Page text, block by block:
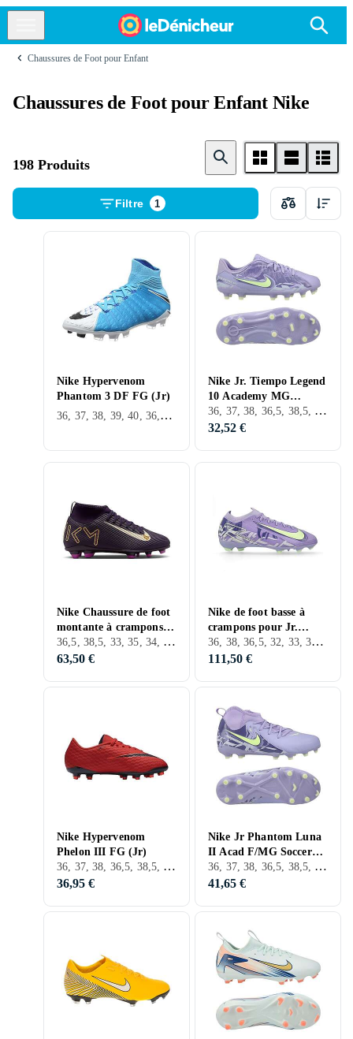
Chaussures de Foot pour Enfant
Chaussures de Foot pour Enfant Nike
198 Produits
Filtre 1
Nike Hypervenom
Phantom 3 DF FG (Jr)
36, 37, 38, 39, 40, 36,5, 38,5, 30, 32, 33, 35, 33,5, 34, 35,5, 37,5, 28,5, 31,5, D'Extérieur, FG (Sol ferme)
Nike Jr. Tiempo Legend
10 Academy MG
Sneaker Multicolore EU
36, 37, 38, 36,5, 38,5, 32, 33, 33,5, 34, 35,5, 25, 37,5, D'Intérieur, FG (Sol ferme), Nike Tiempo
32,52 €
Nike Chaussure de foot
montante à crampons
MG Jr. Mercurial
Superfly 10 Club « K
36,5, 38,5, 33, 35, 34, 37,5, FG (Sol ferme), Nike Mercurial
63,50 €
Nike de foot basse à
crampons pour Jr.
Mercurial Vapor 16 Pro
- LV8
36, 38, 36,5, 32, 33, 33,5, 34, 35,5, 25, 37,5, FG (Sol ferme), Nike Mercurial
111,50 €
Nike Hypervenom
Phelon III FG (Jr)
36, 37, 38, 36,5, 38,5, 28, 29, 30, 31, 32, 33, 35, 27, 33,5, 34, 35,5, 37,5, 28,5, 31,5, 29,5, D'Extérieur, FG (Sol ferme)
36,95 €
Nike Jr Phantom Luna
II Acad F/MG Soccer
Shoe EU 100 FJ2603 36, 37, 38, 36,5, 38,5, 32, 33, 33,5, 34, 37,5, FG (Sol ferme), Nike Phantom
41,65 €